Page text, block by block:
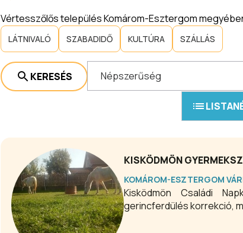
Vértesszőlős település Komárom-Esztergom
LÁTNIVALÓ SZABADIDŐ KULTÚRA SZÁLLÁS
KERESÉS Népszerűség
KISKÖDMÖN
KOMÁROM-ESZTERGOM
Kisködmön Családi
gerincferdülés korrekció,